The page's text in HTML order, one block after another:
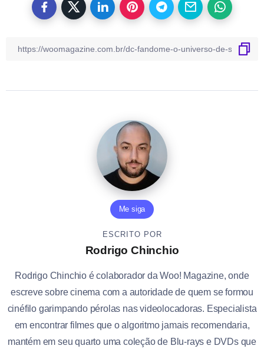
Me siga
ESCRITO POR
Rodrigo Chinchio
Rodrigo Chinchio é colaborador da Woo! Magazine, onde
escreve sobre cinema com a autoridade de quem se formou
cinéfilo garimpando pérolas nas videolocadoras. Especialista
em encontrar filmes que o algoritmo jamais recomendaria,
mantém em seu quarto uma coleção de Blu-rays e DVDs que